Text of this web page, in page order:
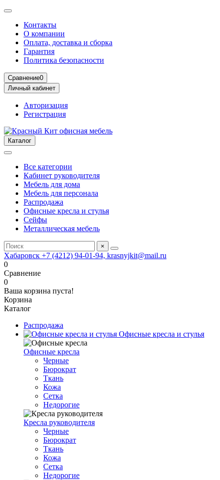
Контакты
О компании
Оплата, доставка и сборка
Гарантия
Политика безопасности
Сравнение0
Личный кабинет
Авторизация
Регистрация
Каталог
Все категории
Кабинет руководителя
Мебель для дома
Мебель для персонала
Распродажа
Офисные кресла и стулья
Сейфы
Металлическая мебель
×
Хабаровск +7 (4212) 94-01-94, krasnyjkit@mail.ru
0
Сравнение
0
Ваша корзина пуста!
Корзина
Каталог
Распродажа
Офисные кресла и стулья
Офисные кресла
Черные
Бюрократ
Ткань
Кожа
Сетка
Недорогие
Кресла руководителя
Черные
Бюрократ
Ткань
Кожа
Сетка
Недорогие